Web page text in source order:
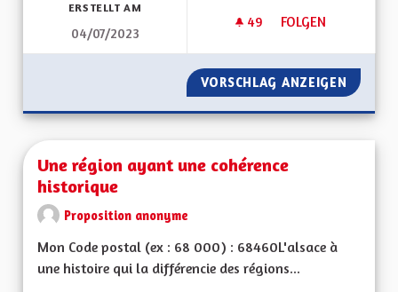
ERSTELLT AM
04/07/2023
49 49 FOLLOWER
FOLGEN
POUR UN
VORSCHLAG ANZEIGEN POUR
Une région ayant une cohérence
historique
Proposition anonyme
Mon Code postal (ex : 68 000) : 68460L'alsace à
une histoire qui la différencie des régions...